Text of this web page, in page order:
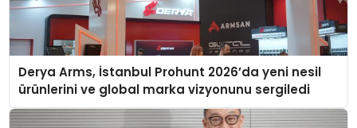
Derya Arms, İstanbul Prohunt 2026’da yeni nesil
ürünlerini ve global marka vizyonunu sergiledi